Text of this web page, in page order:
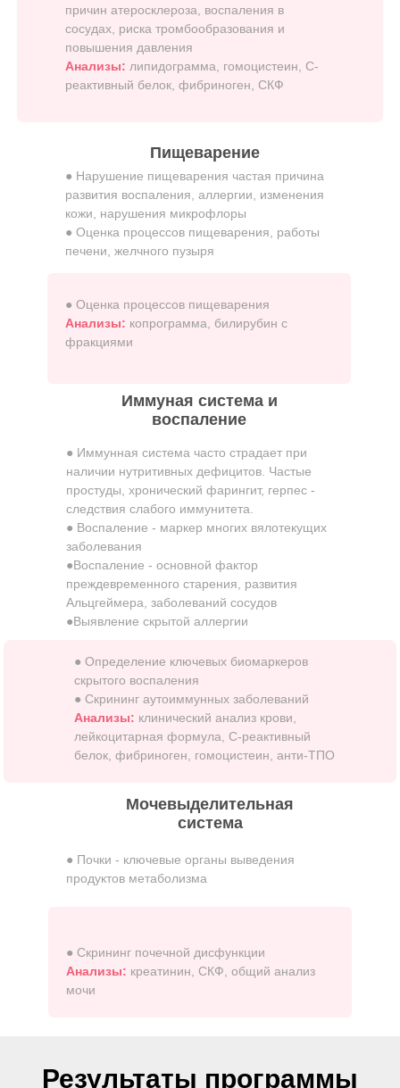
причин атеросклероза, воспаления в
сосудах, риска тромбообразования и
повышения давления
Анализы: липидограмма, гомоцистеин, С-
реактивный белок, фибриноген, СКФ
Пищеварение
● Оценка процессов пищеварения
Анализы: копрограмма, билирубин с
фракциями
Иммуная система и
воспаление
● Нарушение пищеварения частая причина
развития воспаления, аллергии, изменения
кожи, нарушения микрофлоры
● Оценка процессов пищеварения, работы
печени, желчного пузыря
Мочевыделительная
система
● Скрининг почечной дисфункции
Анализы: креатинин, СКФ, общий анализ
мочи
● Иммунная система часто страдает при
наличии нутритивных дефицитов. Частые
простуды, хронический фарингит, герпес -
следствия слабого иммунитета.
● Воспаление - маркер многих вялотекущих
заболевания
●Воспаление - основной фактор
преждевременного старения, развития
Альцгеймера, заболеваний сосудов
●Выявление скрытой аллергии
● Определение ключевых биомаркеров
скрытого воспаления
● Скрининг аутоиммунных заболеваний
Анализы: клинический анализ крови,
лейкоцитарная формула, С-реактивный
белок, фибриноген, гомоцистеин, анти-ТПО
● Почки - ключевые органы выведения
продуктов метаболизма
Результаты программы